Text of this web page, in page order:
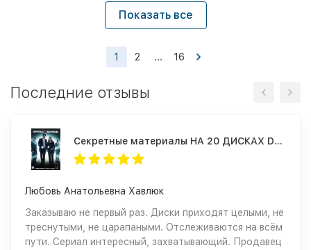
Показать все
1 2 ... 16
Последние отзывы
Секретные материалы НА 20 ДИСКАХ DVD (США, Канада, 1993-2018, полная версия, 11 сезонов, 217 серии)
Любовь Анатольевна Хавлюк
Заказываю не первый раз. Диски приходят целыми, не
треснутыми, не царапаными. Отслеживаются на всём
пути. Сериал интересный, захватывающий. Продавец